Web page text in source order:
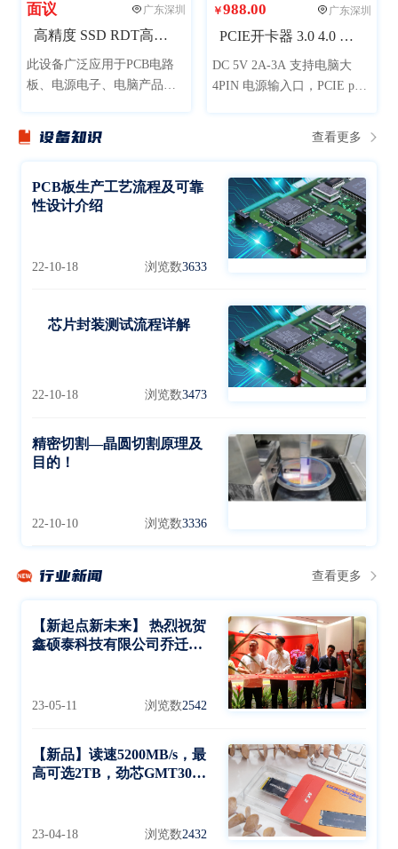
面议 广东深圳
高精度 SSD RDT高温测试柜
此设备广泛应用于PCB电路
板、电源电子、电脑产品、
橡塑轮胎、太阳能逆变器等
下的老化筛选试验
￥988.00 广东深圳
PCIE开卡器 3.0 4.0 HUB 4 port
DC 5V 2A-3A 支持电脑大
4PIN 电源输入口，PCIE port
定开卡与更换不影响主板，
PCIE port 对应独立电源开关
设备知识 查看更多
PCB板生产工艺流程及可靠
性设计介绍
22-10-18 浏览数3633
芯片封装测试流程详解
22-10-18 浏览数3473
精密切割—晶圆切割原理及
目的！
22-10-10 浏览数3336
行业新闻 查看更多
【新起点新未来】 热烈祝贺
鑫硕泰科技有限公司乔迁大
23-05-11 浏览数2542
【新品】读速5200MB/s，最
高可选2TB，劲芯GMT3000
23-04-18 浏览数2432